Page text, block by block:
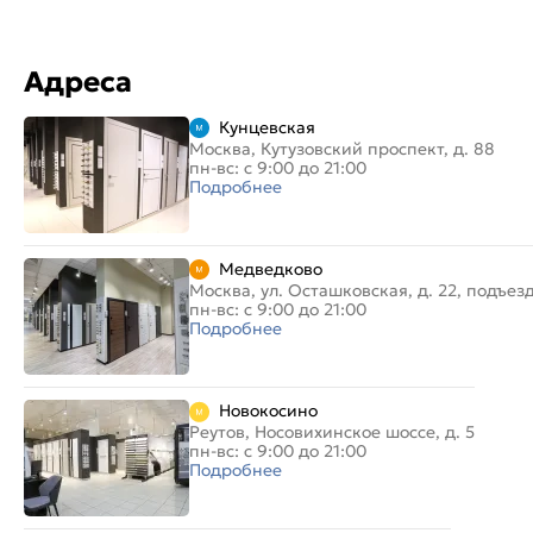
Адреса
Кунцевская
Москва, Кутузовский проспект, д. 88
пн-вс: с 9:00 до 21:00
Подробнее
Медведково
Москва, ул. Осташковская, д. 22,
пн-вс: с 9:00 до 21:00
Подробнее
Новокосино
Реутов, Носовихинское шоссе, д. 5
пн-вс: с 9:00 до 21:00
Подробнее